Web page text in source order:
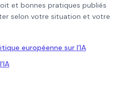
et bonnes pratiques publiés
selon votre situation et votre
européenne sur l’IA